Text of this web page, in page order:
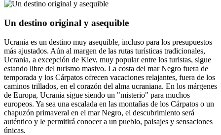
Un destino original y asequible
Ucrania es un destino muy asequible, incluso para los presupuestos
más ajustados. Aún al margen de las rutas turísticas tradicionales,
Ucrania, a excepción de Kiev, muy popular entre los turistas, sigue
estando libre del turismo masivo. La costa del mar Negro fuera de
temporada y los Cárpatos ofrecen vacaciones relajantes, fuera de los
caminos trillados, en el corazón del alma ucraniana. En los márgenes
de Europa, Ucrania sigue siendo un "misterio" para muchos
europeos. Ya sea una escalada en las montañas de los Cárpatos o un
chapuzón primaveral en el mar Negro, el descubrimiento será
auténtico y le permitirá conocer a un pueblo, paisajes y sensaciones
únicas.